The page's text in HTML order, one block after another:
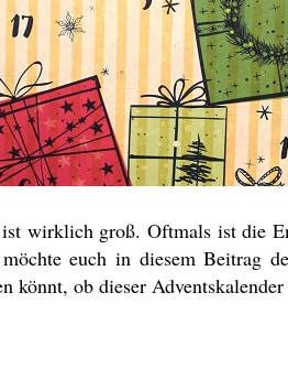
wirklich groß. Oftmals ist die
euch in diesem Beitrag
könnt, ob dieser